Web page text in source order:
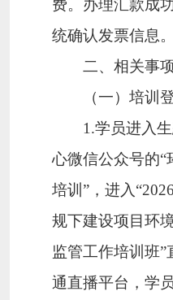
费。办理汇款成
统确认发票信息。
二、相关事
（一）培训
1 .学员进入
心微信公众号的“
培训 ”，进入 “2026
规下建设项目环
监管工作培训班”
通直播平台，学